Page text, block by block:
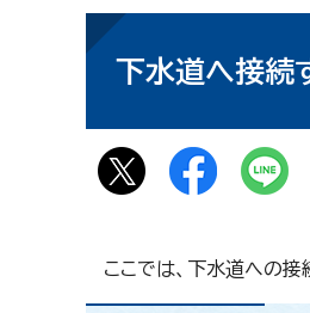
下水道へ接続
ここでは、下水道への接